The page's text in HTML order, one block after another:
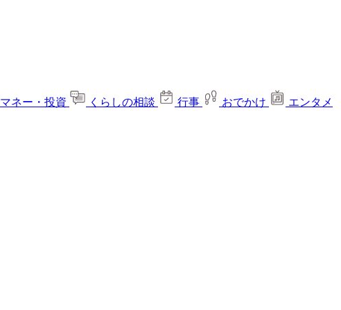
マネー・投資 くらしの相談 行事 おでかけ
エンタメ